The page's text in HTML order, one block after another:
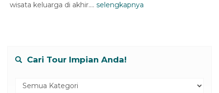
wisata keluarga di akhir.... selengkapnya
Cari Tour Impian Anda!